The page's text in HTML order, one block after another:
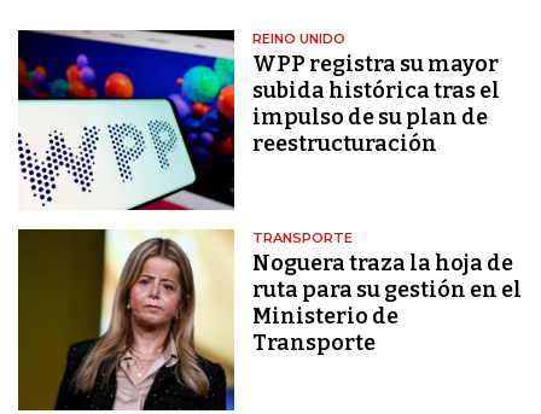
REINO UNIDO
WPP registra su mayor
subida histórica tras el
impulso de su plan de
reestructuración
TRANSPORTE
Noguera traza la hoja de
ruta para su gestión en el
Ministerio de
Transporte